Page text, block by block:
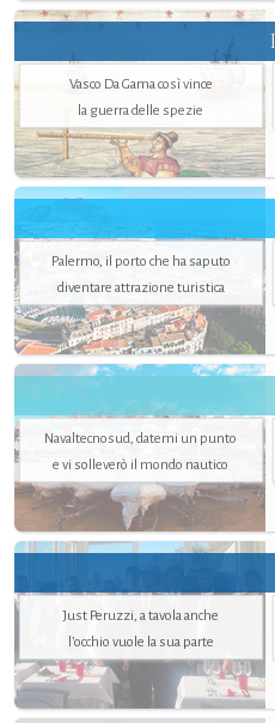
Vasco Da Gama così vince
la guerra delle spezie
Palermo, il porto che ha saputo
diventare attrazione turistica
Navaltecnosud, datemi un punto
e vi solleverò il mondo nautico
Just Peruzzi, a tavola anche
l’occhio vuole la sua parte